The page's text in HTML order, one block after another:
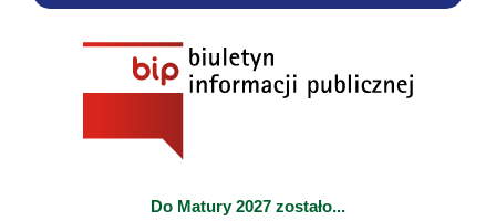
Do Matury 2027 zostało...